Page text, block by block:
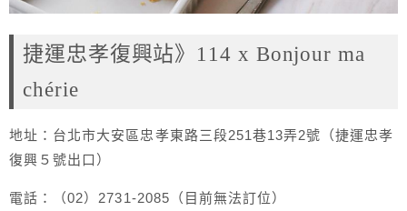
捷運忠孝復興站》114 x Bonjour ma
chérie
地址：台北市大安區忠孝東路三段251巷13弄2號（捷運忠孝
復興５號出口）
電話：（02）2731-2085（目前無法訂位）